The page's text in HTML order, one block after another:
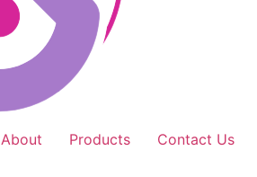
About Products Contact Us